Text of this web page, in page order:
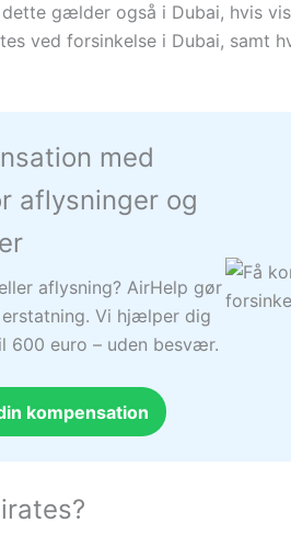
gælder også i Dubai, hvis
ved forsinkelse i Dubai, samt
med
aflysninger og
aflysning? AirHelp gør
Vi hjælper dig
600 euro – uden besvær.
kompensation